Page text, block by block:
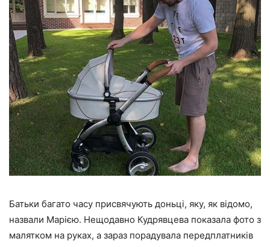
Батьки багато часу присвячують доньці, яку, як відомо,
назвали Марією. Нещодавно Кудрявцева показала фото з
малятком на руках, а зараз порадувала передплатників